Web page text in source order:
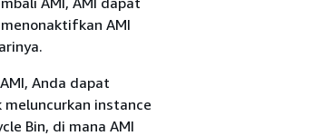
AMI
Anda dapat
instance
Bin, di mana AMI